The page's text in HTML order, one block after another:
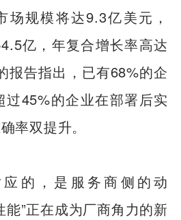
场规模将达9.3亿美元，
亿，年复合增长率高达
报告指出，已有68%的企
45%的企业在部署后实
率双提升。
的，是服务商侧的动
能”正在成为厂商角力的新